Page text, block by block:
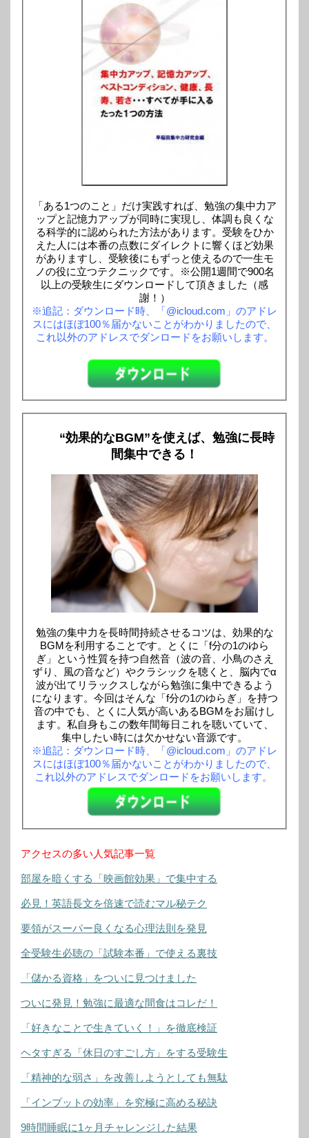
「ある1つのこと」だけ実践すれば、勉強の集中力ア
ップと記憶力アップが同時に実現し、体調も良くな
る科学的に認められた方法があります。受験をひか
えた人には本番の点数にダイレクトに響くほど効果
がありますし、受験後にもずっと使えるので一生モ
ノの役に立つテクニックです。※公開1週間で900名
以上の受験生にダウンロードして頂きました（感
謝！）
※追記：ダウンロード時、「@icloud.com」のアドレ
スにはほぼ100％届かないことがわかりましたので、
これ以外のアドレスでダンロードをお願いします。
“効果的なBGM”を使えば、勉強に長時
間集中できる！
勉強の集中力を長時間持続させるコツは、効果的な
BGMを利用することです。とくに「f分の1のゆら
ぎ」という性質を持つ自然音（波の音、小鳥のさえ
ずり、風の音など）やクラシックを聴くと、脳内でα
波が出てリラックスしながら勉強に集中できるよう
になります。今回はそんな「f分の1のゆらぎ」を持つ
音の中でも、とくに人気が高いあるBGMをお届けし
ます。私自身もこの数年間毎日これを聴いていて、
集中したい時には欠かせない音源です。
※追記：ダウンロード時、「@icloud.com」のアドレ
スにはほぼ100％届かないことがわかりましたので、
これ以外のアドレスでダンロードをお願いします。
アクセスの多い人気記事一覧
部屋を暗くする「映画館効果」で集中する
必見！英語長文を倍速で読むマル秘テク
要領がスーパー良くなる心理法則を発見
全受験生必聴の「試験本番」で使える裏技
「儲かる資格」をついに見つけました
ついに発見！勉強に最適な間食はコレだ！
「好きなことで生きていく！」を徹底検証
ヘタすぎる「休日のすごし方」をする受験生
「精神的な弱さ」を改善しようとしても無駄
「インプットの効率」を究極に高める秘訣
9時間睡眠に1ヶ月チャレンジした結果